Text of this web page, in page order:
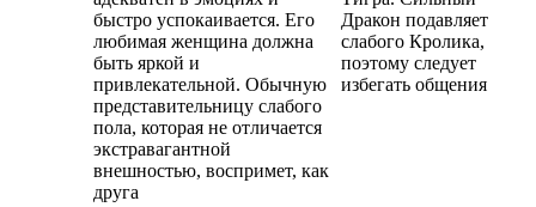
быстро успокаивается. Его
любимая женщина должна
быть яркой и
привлекательной. Обычную
представительницу слабого
пола, которая не отличается
экстравагантной
внешностью, воспримет, как
друга
Дракон подавляет
слабого Кролика,
поэтому следует
избегать общения